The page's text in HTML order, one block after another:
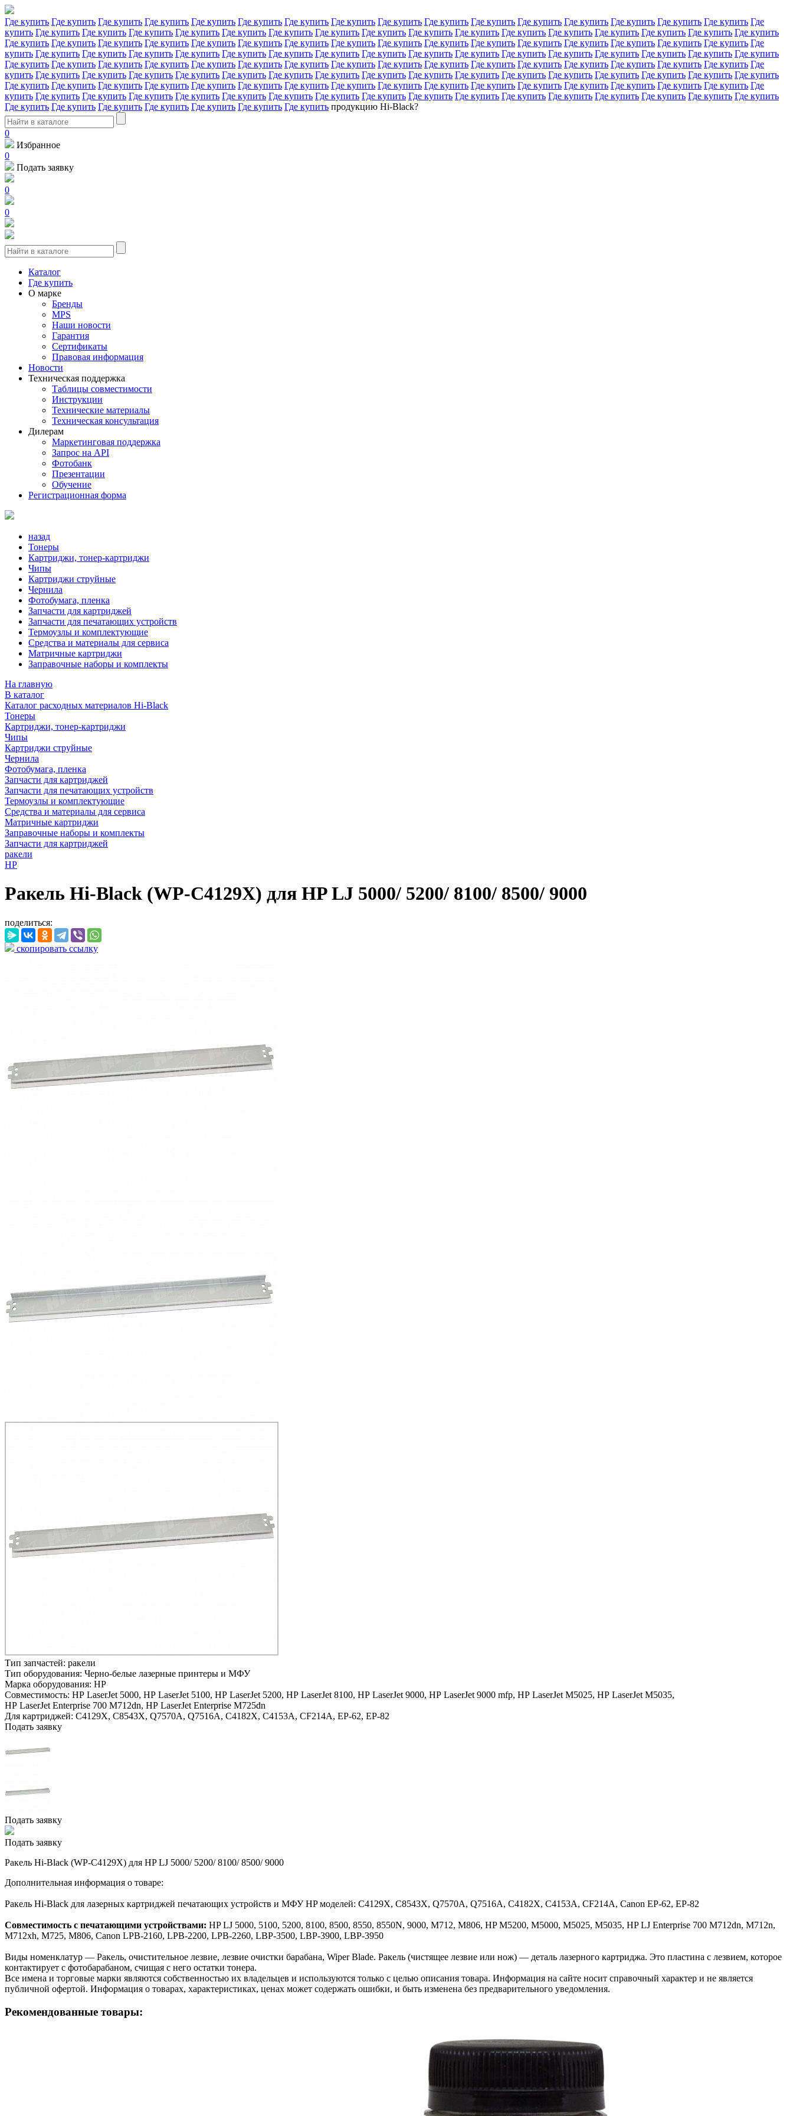
Где купить Где купить Где купить Где купить Где купить Где купить Где купить Где купить Где купить Где купить Где купить Где купить Где купить Где купить Где купить Где купить Где
купить Где купить Где купить Где купить Где купить Где купить Где купить Где купить Где купить Где купить Где купить Где купить Где купить Где купить Где купить Где купить Где купить
Где купить Где купить Где купить Где купить Где купить Где купить Где купить Где купить Где купить Где купить Где купить Где купить Где купить Где купить Где купить Где купить Где
купить Где купить Где купить Где купить Где купить Где купить Где купить Где купить Где купить Где купить Где купить Где купить Где купить Где купить Где купить Где купить Где купить
Где купить Где купить Где купить Где купить Где купить Где купить Где купить Где купить Где купить Где купить Где купить Где купить Где купить Где купить Где купить Где купить Где
купить Где купить Где купить Где купить Где купить Где купить Где купить Где купить Где купить Где купить Где купить Где купить Где купить Где купить Где купить Где купить Где купить
Где купить Где купить Где купить Где купить Где купить Где купить Где купить Где купить Где купить Где купить Где купить Где купить Где купить Где купить Где купить Где купить Где
купить Где купить Где купить Где купить Где купить Где купить Где купить Где купить Где купить Где купить Где купить Где купить Где купить Где купить Где купить Где купить Где купить
Где купить Где купить Где купить Где купить Где купить Где купить Где купить продукцию Hi-Black?
0
Избранное
0
Подать заявку
0
0
Каталог
Где купить
О марке
Бренды
MPS
Наши новости
Гарантия
Сертификаты
Правовая информация
Новости
Техническая поддержка
Таблицы совместимости
Инструкции
Технические материалы
Техническая консультация
Дилерам
Маркетинговая поддержка
Запрос на API
Фотобанк
Презентации
Обучение
Регистрационная форма
назад
Тонеры
Картриджи, тонер-картриджи
Чипы
Картриджи струйные
Чернила
Фотобумага, пленка
Запчасти для картриджей
Запчасти для печатающих устройств
Термоузлы и комплектующие
Средства и материалы для сервиса
Матричные картриджи
Заправочные наборы и комплекты
На главную
В каталог
Каталог расходных материалов Hi-Black
Тонеры
Картриджи, тонер-картриджи
Чипы
Картриджи струйные
Чернила
Фотобумага, пленка
Запчасти для картриджей
Запчасти для печатающих устройств
Термоузлы и комплектующие
Средства и материалы для сервиса
Матричные картриджи
Заправочные наборы и комплекты
Запчасти для картриджей
ракели
HP
Ракель Hi-Black (WP-C4129X) для HP LJ 5000/ 5200/ 8100/ 8500/ 9000
поделиться:
скопировать ссылку
Тип запчастей: ракели
Тип оборудования: Черно-белые лазерные принтеры и МФУ
Марка оборудования: HP
Совместимость: HP LaserJet 5000, HP LaserJet 5100, HP LaserJet 5200, HP LaserJet 8100, HP LaserJet 9000, HP LaserJet 9000 mfp, HP LaserJet M5025, HP LaserJet M5035,
HP LaserJet Enterprise 700 M712dn, HP LaserJet Enterprise M725dn
Для картриджей: C4129X, C8543X, Q7570A, Q7516A, C4182X, C4153A, CF214A, EP-62, EP-82
Подать заявку
Подать заявку
Подать заявку
Ракель Hi-Black (WP-C4129X) для HP LJ 5000/ 5200/ 8100/ 8500/ 9000
Дополнительная информация о товаре:
Ракель Hi-Black для лазерных картриджей печатающих устройств и МФУ HP моделей: C4129X, C8543X, Q7570A, Q7516A, C4182X, C4153A, CF214A, Canon EP-62, EP-82
Совместимость с печатающими устройствами: HP LJ 5000, 5100, 5200, 8100, 8500, 8550, 8550N, 9000, M712, M806, HP M5200, M5000, M5025, M5035, HP LJ Enterprise 700 M712dn, M712n,
M712xh, M725, M806, Canon LPB-2160, LPB-2200, LPB-2260, LBP-3500, LBP-3900, LBP-3950
Виды номенклатур — Ракель, очистительное лезвие, лезвие очистки барабана, Wiper Blade. Ракель (чистящее лезвие или нож) — деталь лазерного картриджа. Это пластина с лезвием, которое
контактирует с фотобарабаном, счищая с него остатки тонера.
Все имена и торговые марки являются собственностью их владельцев и используются только с целью описания товара. Информация на сайте носит справочный характер и не является
публичной офертой. Информация о товарах, характеристиках, ценах может содержать ошибки, и быть изменена без предварительного уведомления.
Рекомендованные товары: